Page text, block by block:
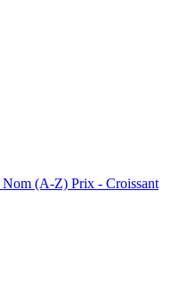
Nom (A-Z) Prix - Croissant